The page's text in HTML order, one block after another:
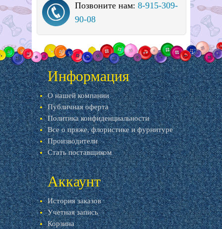
Позвоните нам: 8-915-309-
90-08
Информация
О нашей компании
Публичная оферта
Политика конфиденциальности
Все о пряже, флористике и фурнитуре
Производители
Стать поставщиком
Аккаунт
История заказов
Учетная запись
Корзина